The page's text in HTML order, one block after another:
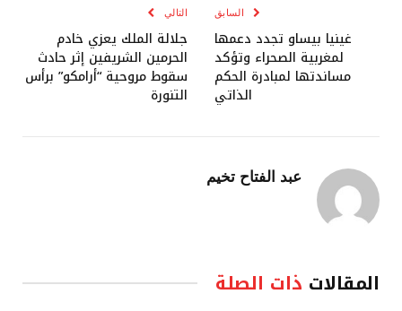
السابق
غينيا بيساو تجدد دعمها
لمغربية الصحراء وتؤكد
مساندتها لمبادرة الحكم
الذاتي
التالي
جلالة الملك يعزي خادم
الحرمين الشريفين إثر حادث
سقوط مروحية “أرامكو” برأس
التنورة
عبد الفتاح تخيم
المقالات ذات الصلة